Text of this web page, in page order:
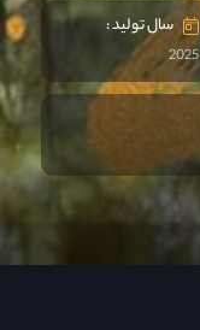
سال تولید :
2025